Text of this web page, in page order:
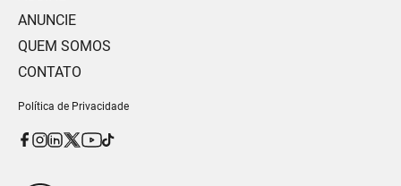
ANUNCIE
QUEM SOMOS
CONTATO
Política de Privacidade